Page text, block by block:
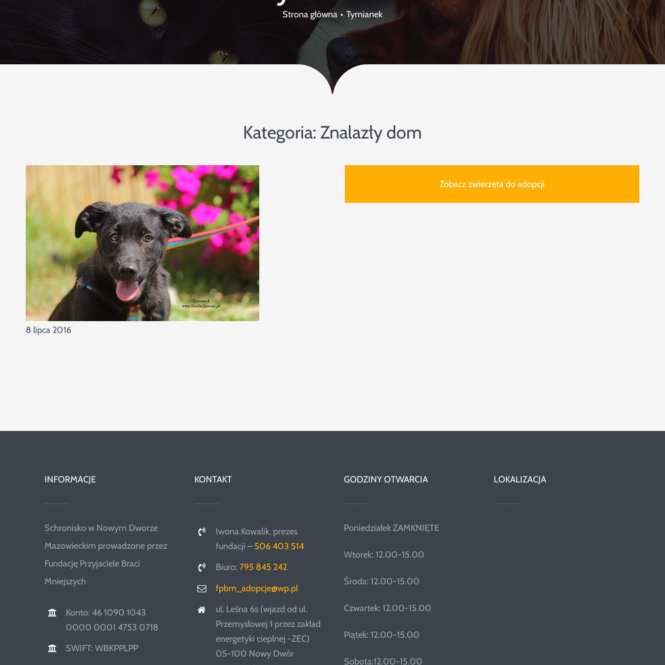
Strona główna Tymianek
Kategoria: Znalazły dom
8 lipca 2016
Zobacz zwierzęta do adopcji
INFORMACJE
Schronisko w Nowym Dworze
Mazowieckim prowadzone przez
Fundację Przyjaciele Braci
Mniejszych
Konto: 46 1090 1043
0000 0001 4753 0718
SWIFT: WBKPPLPP
KONTAKT
Iwona Kowalik, prezes
fundacji – 506 403 514
Biuro: 795 845 242
fpbm_adopcje@wp.pl
ul. Leśna 6s (wjazd od ul.
Przemysłowej 1 przez zakład
energetyki cieplnej -ZEC)
05-100 Nowy Dwór
GODZINY OTWARCIA
Poniedziałek ZAMKNIĘTE
Wtorek: 12.00-15.00
Środa: 12.00-15.00
Czwartek: 12.00-15.00
Piątek: 12.00-15.00
Sobota:12.00-15.00
LOKALIZACJA